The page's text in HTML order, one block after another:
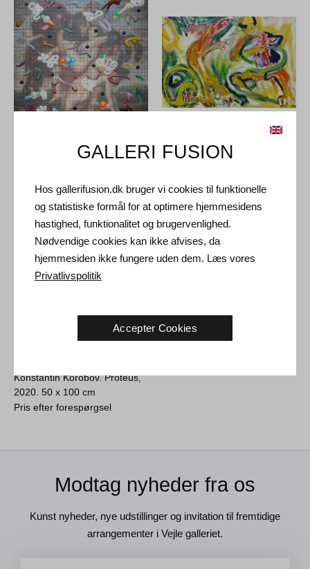
Aske Hvidtfeldt. The Rape of
the Daughters of Leucippus,
26.000DKK
Uffe Christoffersen. Ragnarok,
1990.87 x 132 cm
Konstantin Korobov. Proteus,
2020.50 x 100 cm
Pris efter forespørgsel
Modtag nyheder fra os
Kunst nyheder, nye udstillinger og invitation til fremtidige
arrangementer i Vejle galleriet.
GALLERI FUSION
Hos gallerifusion.dk bruger vi cookies til funktionelle
og statistiske formål for at optimere hjemmesidens
hastighed, funktionalitet og brugervenlighed.
Nødvendige cookies kan ikke afvises, da
hjemmesiden ikke fungere uden dem. Læs vores
Privatlivspolitik
Accepter Cookies